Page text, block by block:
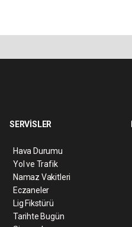
SERVİSLER
Hava Durumu
Yol ve Trafik
Namaz Vakitleri
Eczaneler
Lig Fikstürü
Tarihte Bugün